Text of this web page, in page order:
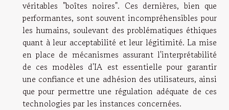
véritables "boîtes noires". Ces dernières, bien que
performantes, sont souvent incompréhensibles pour
les humains, soulevant des problématiques éthiques
quant à leur acceptabilité et leur légitimité. La mise
en place de mécanismes assurant l'interprétabilité
de ces modèles d'IA est essentielle pour garantir
une confiance et une adhésion des utilisateurs, ainsi
que pour permettre une régulation adéquate de ces
technologies par les instances concernées.